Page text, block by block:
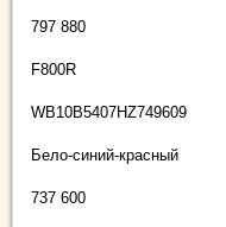
797 880
F800R
WB10B5407HZ749609
Бело-синий-красный
737 600